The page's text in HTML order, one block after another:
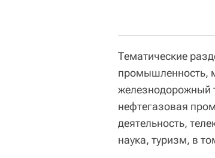
Тематические
промышленность,
железнодорожный
нефтегазовая
деятельность,
наука, туризм, в